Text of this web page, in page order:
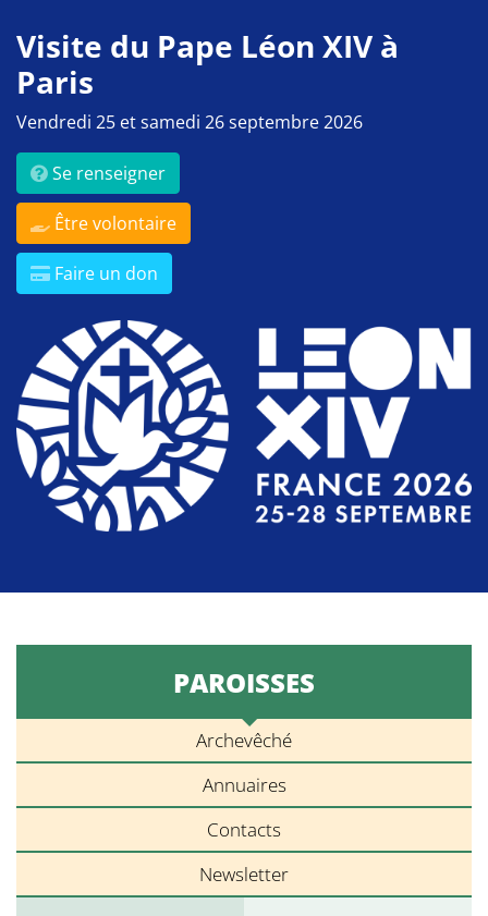
Visite du Pape Léon XIV à
Paris
Vendredi 25 et samedi 26 septembre 2026
Se renseigner
Être volontaire
Faire un don
PAROISSES
Archevêché
Annuaires
Contacts
Newsletter